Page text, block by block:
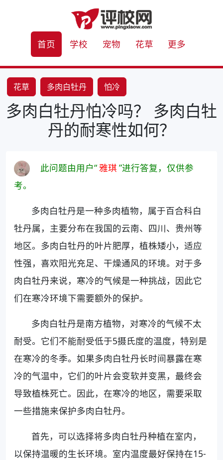
首页 学校 宠物 花草 更多
花草 多肉白牡丹 怕冷
多肉白牡丹怕冷吗？ 多肉白牡
丹的耐寒性如何？
此问题由用户“ 雅琪 ”进行答复，仅供参
考。
多肉白牡丹是一种多肉植物，属于百合科白
牡丹属，主要分布在我国的云南、四川、贵州等
地区。多肉白牡丹的叶片肥厚，植株矮小，适应
性强，喜欢阳光充足、干燥通风的环境。对于多
肉白牡丹来说，寒冷的气候是一种挑战，因此它
们在寒冷环境下需要额外的保护。
多肉白牡丹是南方植物，对寒冷的气候不太
耐受。它们不能耐受低于5摄氏度的温度，特别是
在寒冷的冬季。如果多肉白牡丹长时间暴露在寒
冷的气温中，它们的叶片会变软并变黑，最终会
导致植株死亡。因此，在寒冷的地区，需要采取
一些措施来保护多肉白牡丹。
首先，可以选择将多肉白牡丹种植在室内，
以保持温暖的生长环境。室内温度最好保持在15-